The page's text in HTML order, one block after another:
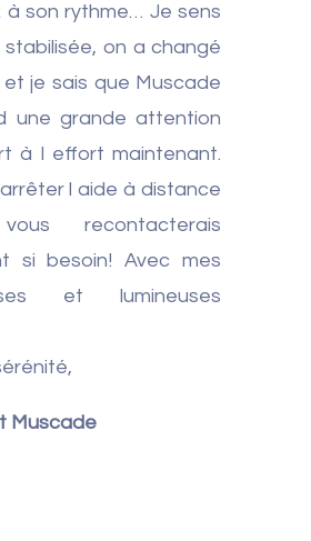
à son rythme… Je sens
on a changé
je sais que Muscade
une grande attention
à l effort maintenant.
l aide à distance
recontacterais
si besoin! Avec mes
et lumineuses
Muscade